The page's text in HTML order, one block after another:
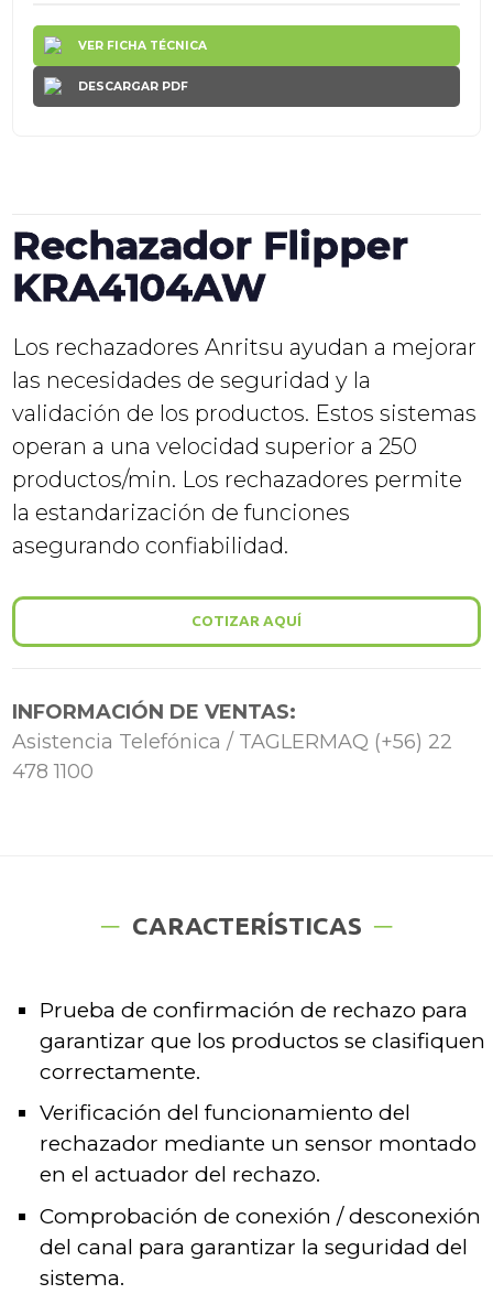
VER FICHA TÉCNICA
DESCARGAR PDF
Rechazador Flipper
KRA4104AW
Los rechazadores Anritsu ayudan a mejorar
las necesidades de seguridad y la
validación de los productos. Estos sistemas
operan a una velocidad superior a 250
productos/min. Los rechazadores permite
la estandarización de funciones
asegurando confiabilidad.
COTIZAR AQUÍ
INFORMACIÓN DE VENTAS:
Asistencia Telefónica / TAGLERMAQ (+56) 22
478 1100
CARACTERÍSTICAS
Prueba de confirmación de rechazo para
garantizar que los productos se clasifiquen
correctamente.
Verificación del funcionamiento del
rechazador mediante un sensor montado
en el actuador del rechazo.
Comprobación de conexión / desconexión
del canal para garantizar la seguridad del
sistema.